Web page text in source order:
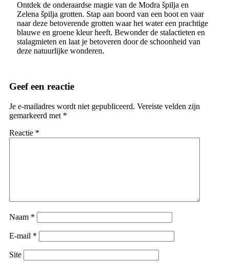
Ontdek de onderaardse magie van de Modra špilja en
Zelena špilja grotten. Stap aan boord van een boot en vaar
naar deze betoverende grotten waar het water een prachtige
blauwe en groene kleur heeft. Bewonder de stalactieten en
stalagmieten en laat je betoveren door de schoonheid van
deze natuurlijke wonderen.
Geef een reactie
Je e-mailadres wordt niet gepubliceerd. Vereiste velden zijn
gemarkeerd met *
Reactie *
Naam *
E-mail *
Site